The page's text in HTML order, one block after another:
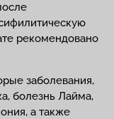
рекомендовано
заболевания,
болезнь Лайма,
а также